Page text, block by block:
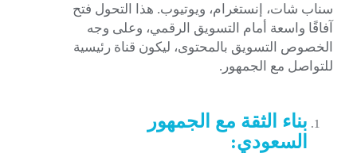
سناب شات، إنستغرام، ويوتيوب. هذا التحول فتح
آفاقًا واسعة أمام التسويق الرقمي، وعلى وجه
الخصوص التسويق بالمحتوى، ليكون قناة رئيسية
للتواصل مع الجمهور.
بناء الثقة مع الجمهور
السعودي: